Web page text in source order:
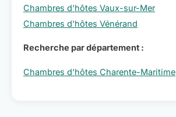
Chambres d'hôtes Vaux-sur-Mer
Chambres d'hôtes Vénérand
Recherche par département :
Chambres d'hôtes Charente-Maritime